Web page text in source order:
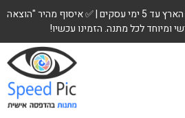
עובדים כרגיל! ✅ משלוחים לכל הארץ עד 5 ימי עסקים | ✅ איסוף מהיר "הוצאה
ומיוחד לכל מתנה. הזמינו עכשיו!